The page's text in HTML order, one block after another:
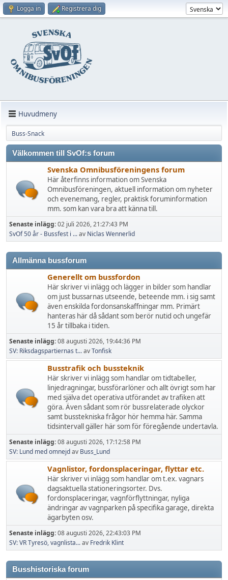
Logga in Registrera dig
Huvudmeny
Buss-Snack
Välkommen till SvOf:s forum
Svenska Omnibusföreningens forum
Här återfinns information om Svenska
Omnibusföreningen, aktuell information om nyheter
och evenemang, regler, praktisk foruminformation
mm. som kan vara bra att känna till.
Senaste inlägg:02 juli 2026, 21:27:43 PM
SvOf 50 år - Bussfest i ...av Niclas Wennerlid
Allmänna bussforum
Generellt om bussfordon
Här skriver vi inlägg och lägger in bilder som handlar
om just bussarnas utseende, beteende mm. i sig samt
även enskilda fordonsanskaffningar mm. Primärt
hanteras här då sådant som berör nutid och ungefär
15 år tillbaka i tiden.
Senaste inlägg:08 augusti 2026, 19:44:36 PM
SV: Riksdagspartiernas t...avTonfisk
Busstrafik och bussteknik
Här skriver vi inlägg som handlar om tidtabeller,
linjedragningar, bussförarlöner och allt övrigt som har
med själva det operativa utförandet av trafiken att
göra. Även sådant som rör bussrelaterade olyckor
samt busstekniska frågor hör hemma här. Samma
tidsintervall gäller här som för föregående undertavla.
Senaste inlägg:08 augusti 2026, 17:12:58 PM
SV: Lund med omnejdav Buss_Lund
Vagnlistor, fordonsplaceringar, flyttar etc.
Här skriver vi inlägg som handlar om t.ex. vagnars
dagsaktuella stationeringsorter. Dvs.
fordonsplaceringar, vagnförflyttningar, nyliga
ändringar av vagnparken på specifika garage, direkta
ägarbyten osv.
Senaste inlägg:08 augusti 2026, 22:43:03 PM
SV: VR Tyresö, vagnlista...av Fredrik Klint
Busshistoriska forum